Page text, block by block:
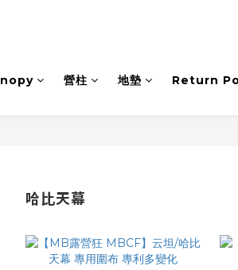
營柱 地墊 Return
哈比天幕